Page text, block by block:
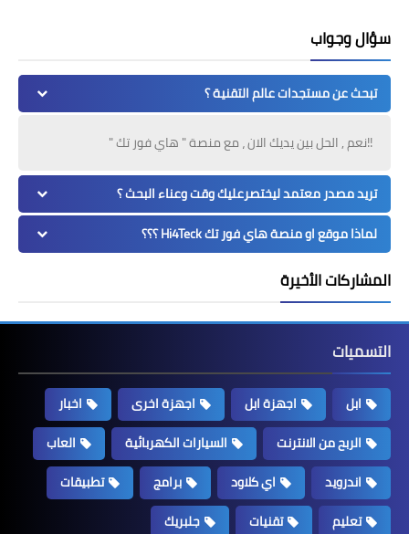
سؤال وجواب
تبحث عن مستجدات عالم التقنية ؟
!!نعم , الحل بين يديك الان ، مع منصة " هاي فور تك "
تريد مصدر معتمد ليختصرعليك وقت وعناء البحث ؟
لماذا موقع او منصة هاي فور تك Hi4Teck ؟؟؟
المشاركات الأخيرة
التسميات
ابل اجهزة ابل اجهزة اخرى
اخبار
الربح من الانترنت
السيارات الكهربائية
العاب
اندرويد
اي كلاود برامج
تطبيقات
تعليم
تقنيات
جلبريك